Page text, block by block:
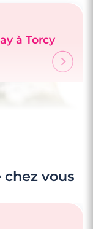
à Torcy
vous